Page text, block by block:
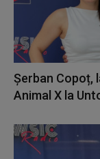
Șerban Copoț,
Animal X la